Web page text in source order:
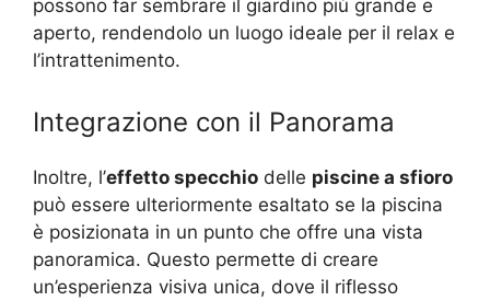
possono far sembrare il giardino più grande e
aperto, rendendolo un luogo ideale per il relax e
l’intrattenimento.
Integrazione con il Panorama
Inoltre, l’effetto specchio delle piscine a sfioro
può essere ulteriormente esaltato se la piscina
è posizionata in un punto che offre una vista
panoramica. Questo permette di creare
un’esperienza visiva unica, dove il riflesso